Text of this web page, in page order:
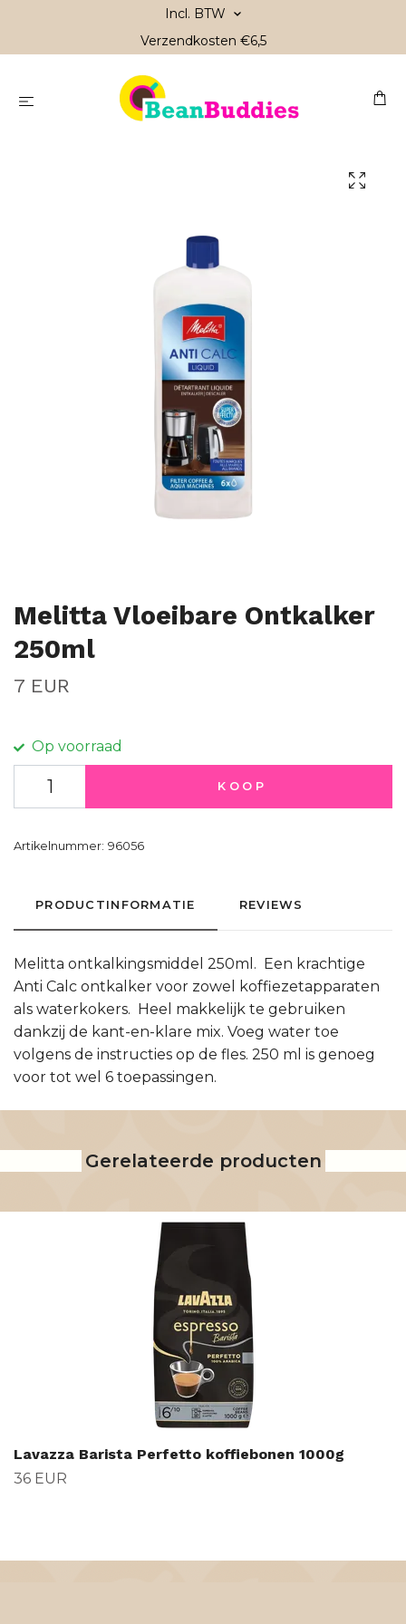
Incl. BTW
Verzendkosten €6,5
Melitta Vloeibare Ontkalker
250ml
7 EUR
Op voorraad
KOOP
Artikelnummer: 96056
PRODUCTINFORMATIE REVIEWS
Melitta ontkalkingsmiddel 250ml. Een krachtige
Anti Calc ontkalker voor zowel koffiezetapparaten
als waterkokers. Heel makkelijk te gebruiken
dankzij de kant-en-klare mix. Voeg water toe
volgens de instructies op de fles. 250 ml is genoeg
voor tot wel 6 toepassingen.
Gerelateerde producten
Lavazza Barista Perfetto koffiebonen 1000g
36 EUR